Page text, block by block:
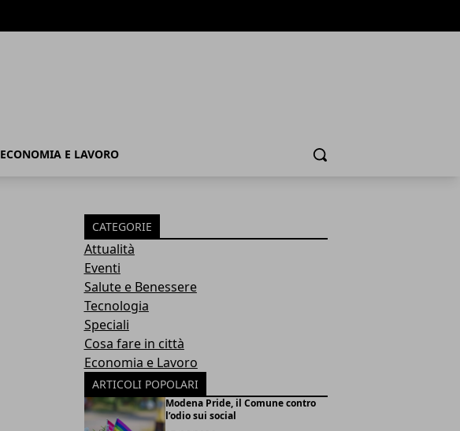
ECONOMIA E LAVORO Cerca
CATEGORIE
Attualità
Eventi
Salute e Benessere
Tecnologia
Speciali
Cosa fare in città
Economia e Lavoro
ARTICOLI POPOLARI
Modena Pride, il Comune contro
l’odio sui social